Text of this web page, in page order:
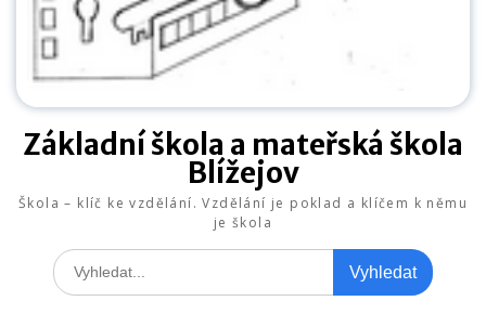
Základní škola a mateřská škola
Blížejov
Škola – klíč ke vzdělání. Vzdělání je poklad a klíčem k němu
je škola
Search
for: